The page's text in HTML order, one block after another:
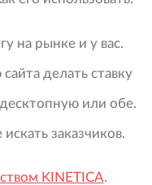
на рынке и у вас.
делать ставку
или обе.
заказчиков.
KINETICA.